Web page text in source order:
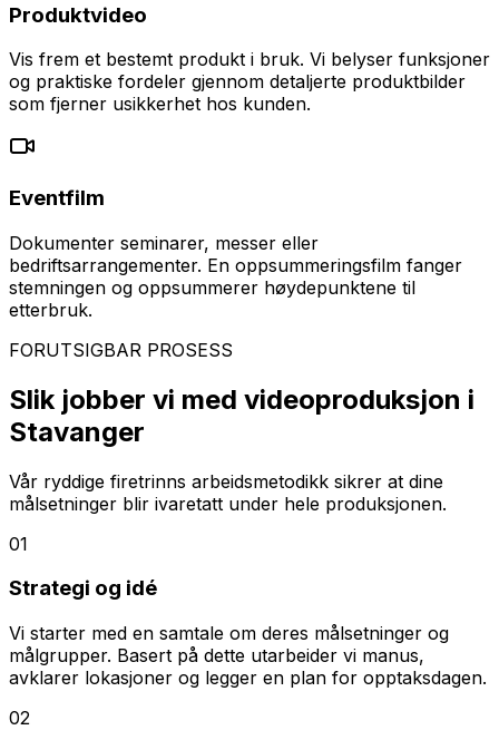
Produktvideo
Vis frem et bestemt produkt i bruk. Vi belyser funksjoner
og praktiske fordeler gjennom detaljerte produktbilder
som fjerner usikkerhet hos kunden.
Eventfilm
Dokumenter seminarer, messer eller
bedriftsarrangementer. En oppsummeringsfilm fanger
stemningen og oppsummerer høydepunktene til
etterbruk.
FORUTSIGBAR PROSESS
Slik jobber vi med videoproduksjon i
Stavanger
Vår ryddige firetrinns arbeidsmetodikk sikrer at dine
målsetninger blir ivaretatt under hele produksjonen.
01
Strategi og idé
Vi starter med en samtale om deres målsetninger og
målgrupper. Basert på dette utarbeider vi manus,
avklarer lokasjoner og legger en plan for opptaksdagen.
02